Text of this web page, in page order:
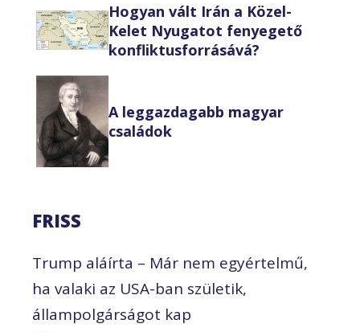
Hogyan vált Irán a Közel-
Kelet Nyugatot fenyegető
konfliktusforrásává?
A leggazdagabb magyar
családok
FRISS
Trump aláírta – Már nem egyértelmű,
ha valaki az USA-ban születik,
állampolgárságot kap